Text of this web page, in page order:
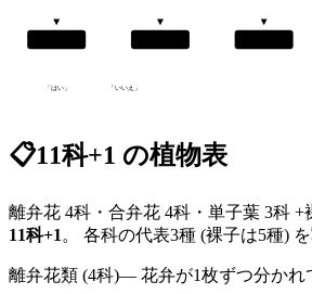
「はい」 「いいえ」
📋11科+1 の植物表
離弁花 4科・合弁花 4科・単子葉 3科 +
11科+1 。 各科の代表3種 (裸子は5種)
離弁花類 (4科)— 花弁が1枚ずつ分かれ